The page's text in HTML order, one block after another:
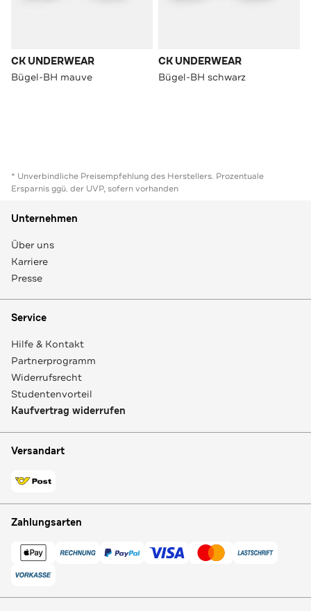
CK UNDERWEAR
Bügel-BH mauve
CK UNDERWEAR
Bügel-BH schwarz
* Unverbindliche Preisempfehlung des Herstellers. Prozentuale
Ersparnis ggü. der UVP, sofern vorhanden
Unternehmen
Über uns
Karriere
Presse
Service
Hilfe & Kontakt
Partnerprogramm
Widerrufsrecht
Studentenvorteil
Kaufvertrag widerrufen
Versandart
Zahlungsarten